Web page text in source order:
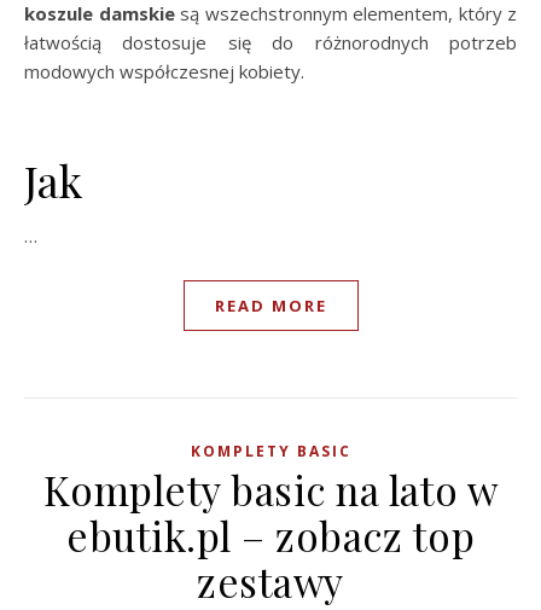
koszule damskiesą wszechstronnym elementem, który z
łatwością dostosuje się do różnorodnych potrzeb
modowych współczesnej kobiety.
Jak
…
READ MORE
KOMPLETY BASIC
Komplety basic na lato w
ebutik.pl – zobacz top
zestawy